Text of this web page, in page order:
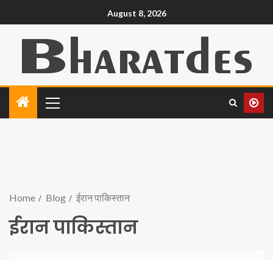
August 8, 2026
Home Blog ईरान पाकिस्तान
ईरान पाकिस्तान